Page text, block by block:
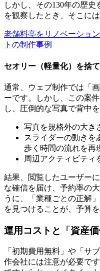
しかし、その130年の歴
を観察したとき、そこに
老舗料亭をリノベーショ
トの制作事例
セオリー（軽量化）を捨
通常、ウェブ制作では「
ーです。しかし、この案
し、圧倒的な写真で背中
写真を規格外の大き
スライダーの動きを
歩く時間の流れを再
周辺アクティビティ
結果、閲覧したユーザー
な確信を届け、予約率の
うに、「業種ごとの正解
を見つけることが、予算
運用コストと「資産
「初期費用無料」や「サ
作会社には注意が必要で